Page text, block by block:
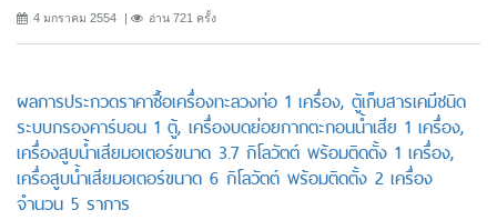
4 มกราคม 2554 อ่าน 721 ครั้ง
ผลการประกวดราคาซื้อเครื่องทะลวงท่อ 1 เครื่อง, ตู้เก็บสารเคมีชนิด
ระบบกรองคาร์บอน 1 ตู้, เครื่องบดย่อยกากตะกอนน้ำเสีย 1 เครื่อง,
เครื่องสูบน้ำเสียมอเตอร์ขนาด 3.7 กิโลวัตต์ พร้อมติดตั้ง 1 เครื่อง,
เครื่อสูบน้ำเสียมอเตอร์ขนาด 6 กิโลวัตต์ พร้อมติดตั้ง 2 เครื่อง
จำนวน 5 ราการ